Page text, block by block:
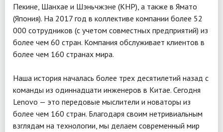
Пекине, Шанхае и Шэньчжэне (КНР), а также в Ямато
(Япония). На 2017 год в коллективе компании более 52
000 сотрудников (с учетом совместных предприятий) из
более чем 60 стран. Компания обслуживает клиентов в
более чем 160 странах мира.
Наша история началась более трех десятилетий назад с
команды из одиннадцати инженеров в Китае. Сегодня
Lenovo — это передовые мыслители и новаторы из
более чем 160 стран. Благодаря своим нетривиальным
взглядам на технологии, мы делаем современный мир